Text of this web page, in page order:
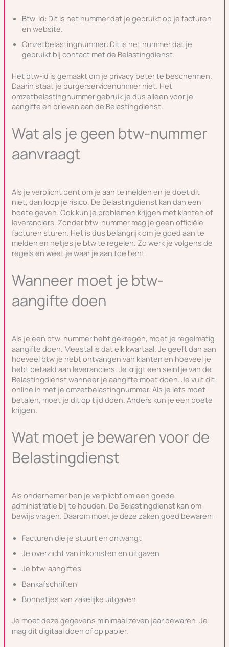
Btw-id: Dit is het nummer dat je gebruikt op je facturen
en website.
Omzetbelastingnummer: Dit is het nummer dat je
gebruikt bij contact met de Belastingdienst.
Het btw-id is gemaakt om je privacy beter te beschermen.
Daarin staat je burgerservicenummer niet. Het
omzetbelastingnummer gebruik je dus alleen voor je
aangifte en brieven aan de Belastingdienst.
Wat als je geen btw-nummer
aanvraagt
Als je verplicht bent om je aan te melden en je doet dit
niet, dan loop je risico. De Belastingdienst kan dan een
boete geven. Ook kun je problemen krijgen met klanten of
leveranciers. Zonder btw-nummer mag je geen officiële
facturen sturen. Het is dus belangrijk om je goed aan te
melden en netjes je btw te regelen. Zo werk je volgens de
regels en weet je waar je aan toe bent.
Wanneer moet je btw-
aangifte doen
Als je een btw-nummer hebt gekregen, moet je regelmatig
aangifte doen. Meestal is dat elk kwartaal. Je geeft dan aan
hoeveel btw je hebt ontvangen van klanten en hoeveel je
hebt betaald aan leveranciers. Je krijgt een seintje van de
Belastingdienst wanneer je aangifte moet doen. Je vult dit
online in met je omzetbelastingnummer. Als je iets moet
betalen, moet je dit op tijd doen. Anders kun je een boete
krijgen.
Wat moet je bewaren voor de
Belastingdienst
Als ondernemer ben je verplicht om een goede
administratie bij te houden. De Belastingdienst kan om
bewijs vragen. Daarom moet je deze zaken goed bewaren:
Facturen die je stuurt en ontvangt
Je overzicht van inkomsten en uitgaven
Je btw-aangiftes
Bankafschriften
Bonnetjes van zakelijke uitgaven
Je moet deze gegevens minimaal zeven jaar bewaren. Je
mag dit digitaal doen of op papier.